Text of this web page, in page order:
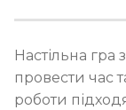
Настільна гра
провести час
роботи